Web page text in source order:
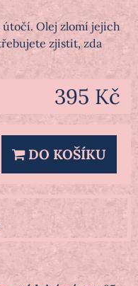
útočí. Olej zlomí jejich
zjistit, zda
395 Kč
DO KOŠÍKU